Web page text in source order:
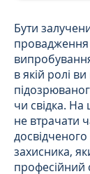
Бути
в якій ролі
чи свідка. На
не втрачати
захисника,
професійний